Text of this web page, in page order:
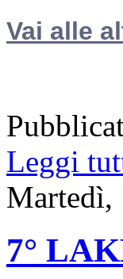
Vai alle
Leggi
Martedì,
7°